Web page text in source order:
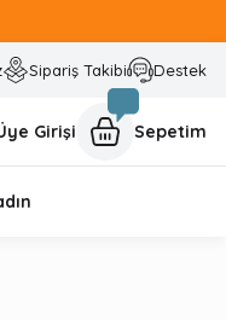
Sipariş Takibi Destek
Girişi Sepetim